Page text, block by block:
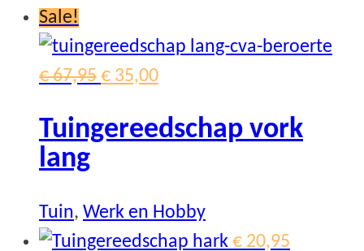
Sale!
€67,95 Original
was:
€ 35,00Current
is:
Tuingereedschap vork
lang
Tuin, Werk en Hobby
€ 20,95